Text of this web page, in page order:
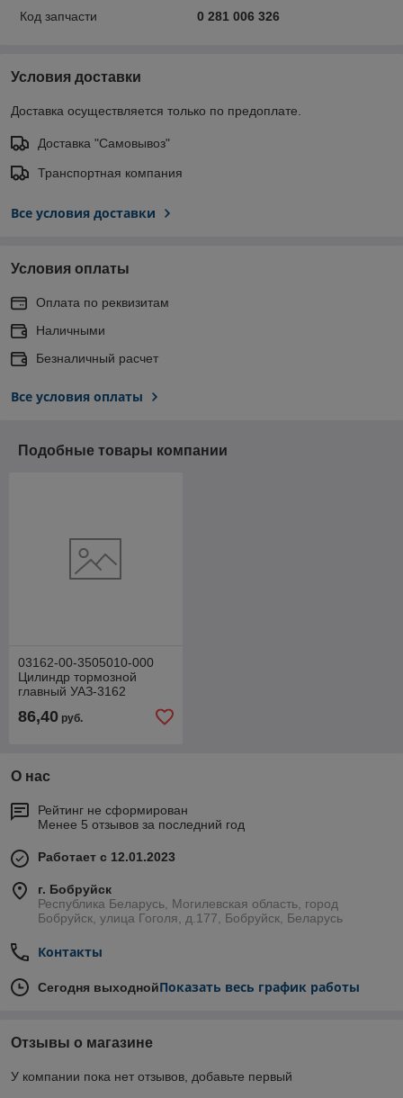
Код запчасти
0 281 006 326
Условия доставки
Доставка осуществляется только по предоплате.
Доставка "Самовывоз"
Транспортная компания
Все условия доставки
Условия оплаты
Оплата по реквизитам
Наличными
Безналичный расчет
Все условия оплаты
Подобные товары компании
03162-00-3505010-000
Цилиндр тормозной
главный УАЗ-3162
датчиком) РФ
86,40 руб.
О нас
Рейтинг не сформирован
Менее 5 отзывов за последний год
Работает с 12.01.2023
г. Бобруйск
Республика Беларусь, Могилевская область, город
Бобруйск, улица Гоголя, д.177, Бобруйск, Беларусь
Контакты
Сегодня выходнойПоказать весь график работы
Отзывы о магазине
У компании пока нет отзывов, добавьте первый